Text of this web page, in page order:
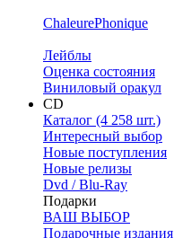
ChaleurePhonique
Лейблы
Оценка состояния
Виниловый оракул
CD
Каталог (4 258 шт.)
Интересный выбор
Новые поступления
Новые релизы
Dvd / Blu-Ray
Подарки
ВАШ ВЫБОР
Подарочные издания